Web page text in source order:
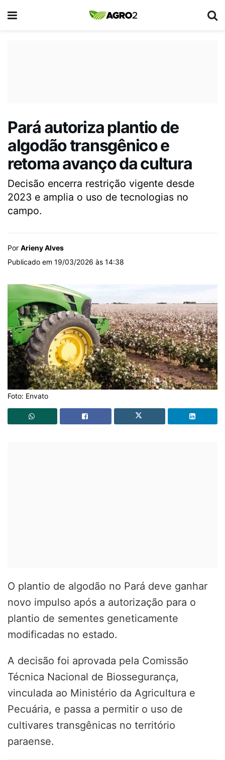
Pará autoriza plantio de
algodão transgênico e
retoma avanço da cultura
Decisão encerra restrição vigente desde
2023 e amplia o uso de tecnologias no
campo.
Por Arieny Alves
Publicado em 19/03/2026 às 14:38
Foto: Envato
O plantio de algodão no Pará deve ganhar
novo impulso após a autorização para o
plantio de sementes geneticamente
modificadas no estado.
A decisão foi aprovada pela Comissão
Técnica Nacional de Biossegurança,
vinculada ao Ministério da Agricultura e
Pecuária, e passa a permitir o uso de
cultivares transgênicas no território
paraense.